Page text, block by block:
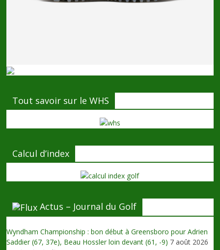
Tout savoir sur le WHS
Calcul d’index
Actus – Journal du Golf
Wyndham Championship : bon début à Greensboro pour Adrien
Saddier (67, 37e), Beau Hossler loin devant (61, -9) 7 août 2026